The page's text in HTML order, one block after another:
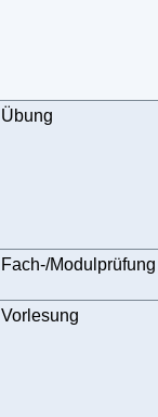
Übung
Fach-/Modulprüfung
Vorlesung